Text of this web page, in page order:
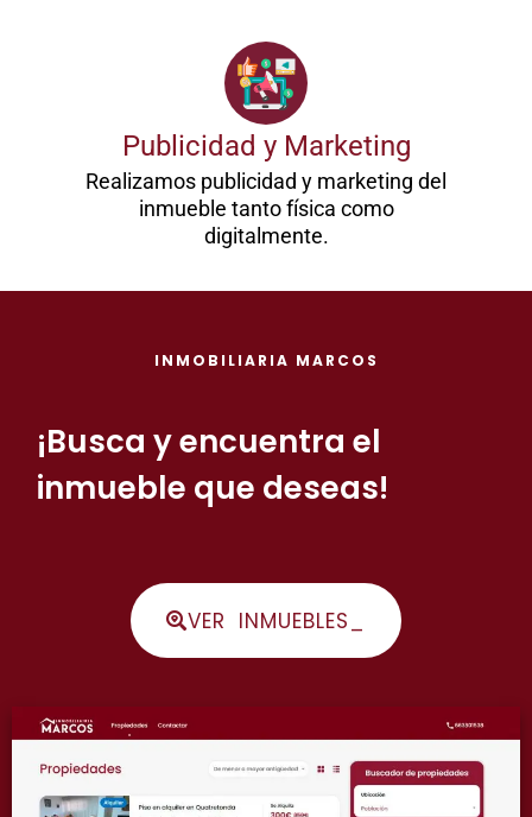
Publicidad y Marketing
Realizamos publicidad y marketing del
inmueble tanto física como
digitalmente.
INMOBILIARIA MARCOS
¡Busca y encuentra el
inmueble que deseas!
VER INMUEBLES_